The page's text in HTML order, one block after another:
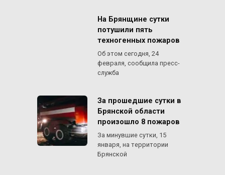
На Брянщине сутки
потушили пять
техногенных пожаров
Об этом сегодня, 24
февраля, сообщила пресс-
служба
За прошедшие сутки в
Брянской области
произошло 8 пожаров
За минувшие сутки, 15
января, на территории
Брянской